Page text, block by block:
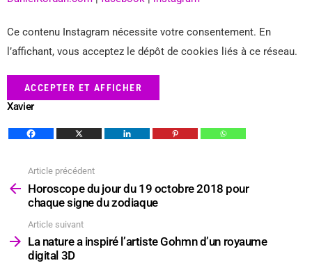
Ce contenu Instagram nécessite votre consentement. En
l’affichant, vous acceptez le dépôt de cookies liés à ce réseau.
ACCEPTER ET AFFICHER
Xavier
plus
Article précédent
Horoscope du jour du 19 octobre 2018 pour
chaque signe du zodiaque
Article suivant
La nature a inspiré l’artiste Gohmn d’un royaume
digital 3D